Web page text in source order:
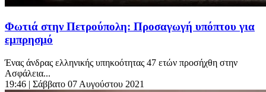
Φωτιά στην Πετρούπολη: Προσαγωγή υπόπτου για
εμπρησμό
Ένας άνδρας ελληνικής υπηκοότητας 47 ετών προσήχθη στην
Ασφάλεια...
19:46 | Σάββατο 07 Αυγούστου 2021